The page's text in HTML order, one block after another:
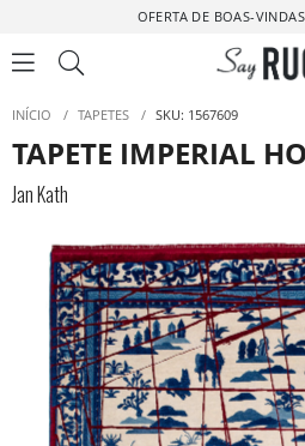
OFERTA DE BOAS-VINDAS
INÍCIO / TAPETES / SKU: 1567609
TAPETE IMPERIAL
Jan Kath